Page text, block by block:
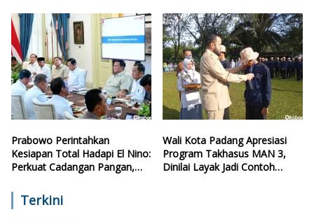
Prabowo Perintahkan
Kesiapan Total Hadapi El Nino:
Perkuat Cadangan Pangan,
Wali Kota Padang Apresiasi
Program Takhasus MAN 3,
Dinilai Layak Jadi Contoh
Terkini